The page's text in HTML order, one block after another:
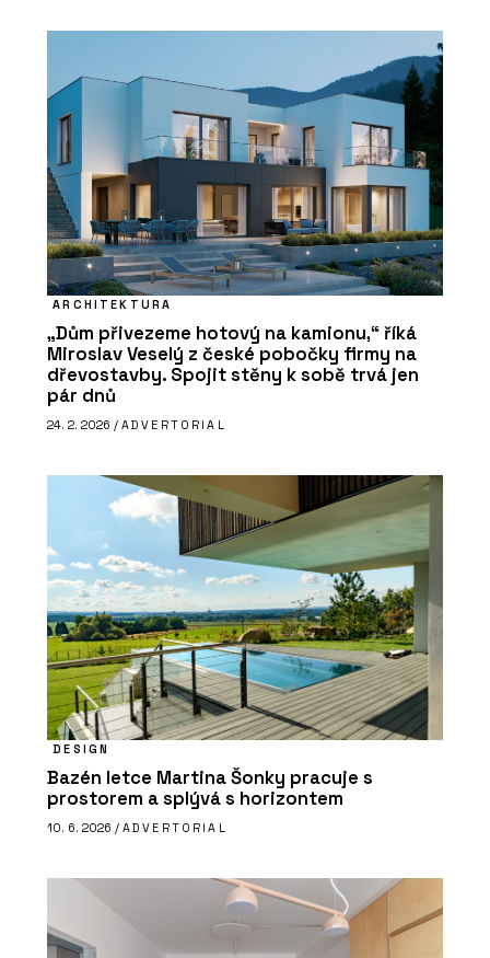
ARCHITEKTURA
„Dům přivezeme hotový na kamionu,“ říká
Miroslav Veselý z české pobočky firmy na
dřevostavby. Spojit stěny k sobě trvá jen
pár dnů
24. 2. 2026 / ADVERTORIAL
DESIGN
Bazén letce Martina Šonky pracuje s
prostorem a splývá s horizontem
10. 6. 2026 / ADVERTORIAL